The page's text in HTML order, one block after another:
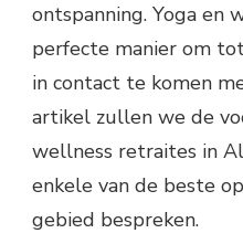
ontspanning. Yoga en
perfecte manier om
in contact te komen
artikel zullen we de
wellness retraites in
enkele van de beste
gebied bespreken.